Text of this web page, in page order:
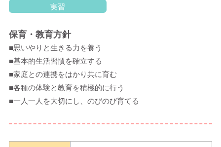
実習
保育・教育方針
■思いやりと生きる力を養う
■基本的生活習慣を確立する
■家庭との連携をはかり共に育む
■各種の体験と教育を積極的に行う
■一人一人を大切にし、のびのび育てる